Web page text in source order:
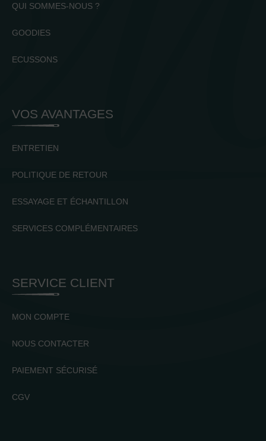
QUI SOMMES-NOUS ?
GOODIES
ECUSSONS
VOS AVANTAGES
ENTRETIEN
POLITIQUE DE RETOUR
ESSAYAGE ET ÉCHANTILLON
SERVICES COMPLÉMENTAIRES
SERVICE CLIENT
MON COMPTE
NOUS CONTACTER
PAIEMENT SÉCURISÉ
CGV